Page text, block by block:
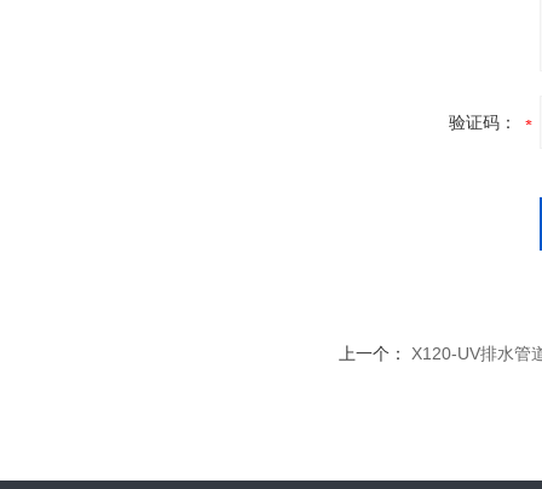
验证码：
上一个： X120-UV排水管